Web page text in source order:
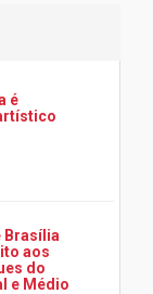
é
Brasília
aos
do
e Médio